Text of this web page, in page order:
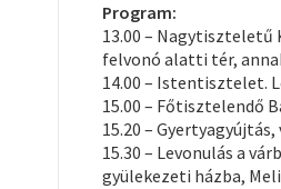
Program:
13.00 – Nagytiszteletű
felvonó alatti tér,
14.00 – Istentisztelet.
15.00 – Főtisztelendő
15.20 –
15.30 – Levonulás a
gyülekezeti házba,